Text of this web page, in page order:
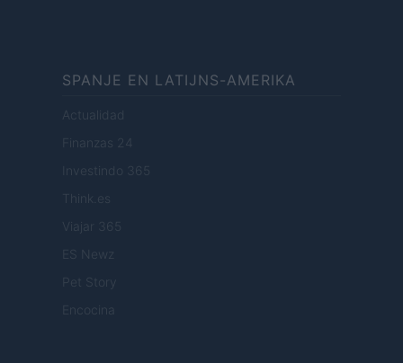
SPANJE EN LATIJNS-AMERIKA
Actualidad
Finanzas 24
Investindo 365
Think.es
Viajar 365
ES Newz
Pet Story
Encocina